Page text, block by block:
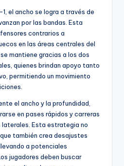
el ancho se logra a través de
por las bandas. Esta
contrarios a
en las áreas centrales del
mantiene gracias a los dos
quienes brindan apoyo tanto
permitiendo un movimiento
el ancho y la profundidad,
en pases rápidos y carreras
laterales. Esta estrategia no
también crea desajustes
a potenciales
jugadores deben buscar